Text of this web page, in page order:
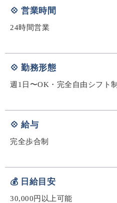
💠 営業時間
24時間営業
💠 勤務形態
週1日〜OK・完全自由シフト制
💠 給与
完全歩合制
💰 日給目安
30,000円以上可能